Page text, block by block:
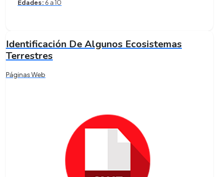
Edades: 6 a 10
Identificación De Algunos Ecosistemas
Terrestres
Páginas Web